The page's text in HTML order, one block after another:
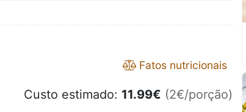
Fatos nutricionais
Custo estimado: 11.99€ (2€/porção)